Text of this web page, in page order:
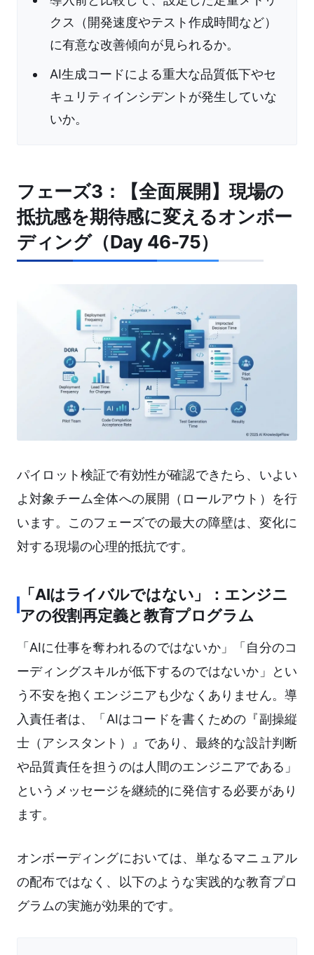
クス（開発速度やテスト作成時間など）
に有意な改善傾向が見られるか。
AI生成コードによる重大な品質低下やセ
キュリティインシデントが発生していな
いか。
フェーズ3：【全面展開】現場の
抵抗感を期待感に変えるオンボー
ディング（Day 46-75）
パイロット検証で有効性が確認できたら、いよい
よ対象チーム全体への展開（ロールアウト）を行
います。このフェーズでの最大の障壁は、変化に
対する現場の心理的抵抗です。
「AIはライバルではない」：エンジニ
アの役割再定義と教育プログラム
「AIに仕事を奪われるのではないか」「自分のコ
ーディングスキルが低下するのではないか」とい
う不安を抱くエンジニアも少なくありません。導
入責任者は、「AIはコードを書くための『副操縦
士（アシスタント）』であり、最終的な設計判断
や品質責任を担うのは人間のエンジニアである」
というメッセージを継続的に発信する必要があり
ます。
オンボーディングにおいては、単なるマニュアル
の配布ではなく、以下のような実践的な教育プロ
グラムの実施が効果的です。